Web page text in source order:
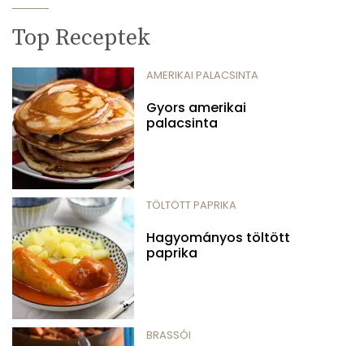
Top Receptek
AMERIKAI PALACSINTA
Gyors amerikai
palacsinta
TÖLTÖTT PAPRIKA
Hagyományos töltött
paprika
BRASSÓI